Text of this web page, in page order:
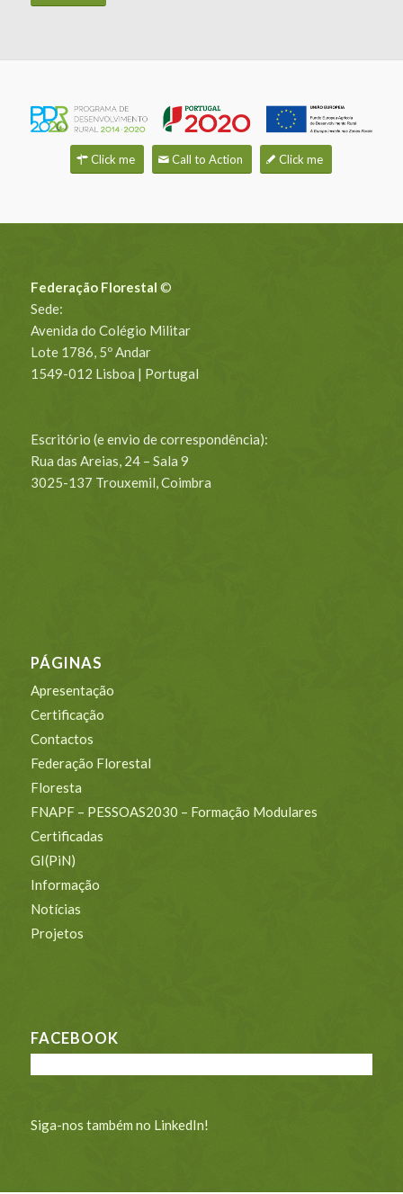
Click me Call to Action Click me
Federação Florestal ©
Sede:
Avenida do Colégio Militar
Lote 1786, 5º Andar
1549-012 Lisboa | Portugal
Escritório (e envio de correspondência):
Rua das Areias, 24 – Sala 9
3025-137 Trouxemil, Coimbra
PÁGINAS
Apresentação
Certificação
Contactos
Federação Florestal
Floresta
FNAPF – PESSOAS2030 – Formação Modulares
Certificadas
GI(PiN)
Informação
Notícias
Projetos
FACEBOOK
Siga-nos também no LinkedIn!